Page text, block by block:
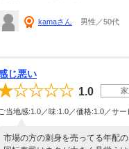
kamaさん 男性／50代
じ悪い
1.0
ご当地感:1.0／味:1.0／価格:1.0／サ
市場の方の刺身を売ってる年配